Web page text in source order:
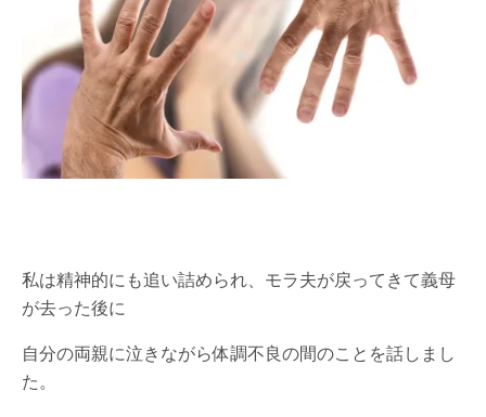
私は精神的にも追い詰められ、モラ夫が戻ってきて義母
が去った後に
自分の両親に泣きながら体調不良の間のことを話しまし
た。